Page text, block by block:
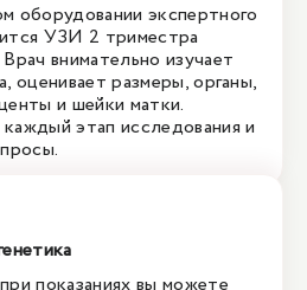
оборудовании экспертного
УЗИ 2 триместра
внимательно изучает
оценивает размеры, органы,
и шейки матки.
этап исследования и